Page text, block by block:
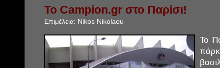
Το Campion.gr στο Παρίσι!
Επιμέλεια: Nikos Nikolaou
Το